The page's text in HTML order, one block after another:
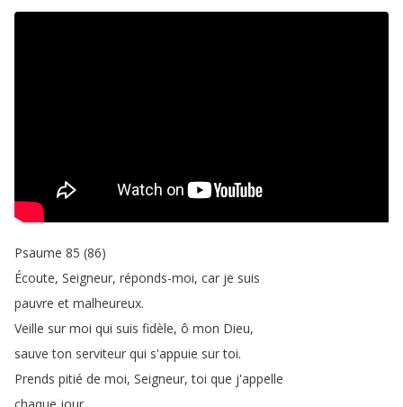
Psaume 85 (86)
Écoute, Seigneur, réponds-moi, car je suis
pauvre et malheureux.
Veille sur moi qui suis fidèle, ô mon Dieu,
sauve ton serviteur qui s'appuie sur toi.
Prends pitié de moi, Seigneur,toi que j'appelle